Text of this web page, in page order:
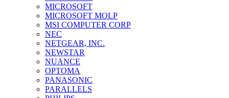
MICROSOFT
MICROSOFT MOLP
MSI COMPUTER CORP
NEC
NETGEAR, INC.
NEWSTAR
NUANCE
OPTOMA
PANASONIC
PARALLELS